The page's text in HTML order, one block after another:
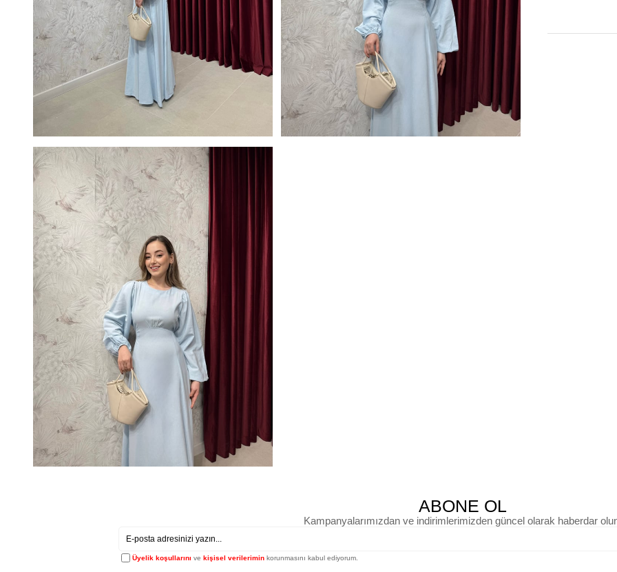
ABONE OL
Kampanyalarımızdan ve indirimlerimizden güncel olarak haberdar
Üyelik koşullarını ve kişisel verilerimin korunmasını kabul ediyorum.